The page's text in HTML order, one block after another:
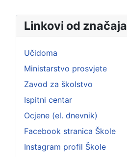
Linkovi od značaja
Učidoma
Ministarstvo prosvjete
Zavod za školstvo
Ispitni centar
Ocjene (el. dnevnik)
Facebook stranica Škole
Instagram profil Škole